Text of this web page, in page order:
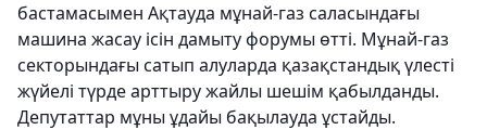
бастамасымен Ақтауда мұнай-газ саласындағы
машина жасау ісін дамыту форумы өтті. Мұнай-газ
секторындағы сатып алуларда қазақстандық үлесті
жүйелі түрде арттыру жайлы шешім қабылданды.
Депутаттар мұны ұдайы бақылауда ұстайды.